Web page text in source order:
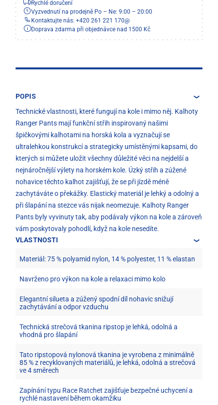
Rychlé doručení
Vyzvednutí na prodejně Po – Ne: 9:00 – 20:00
Kontaktujte nás: +420 261 221 170@
Doprava zdarma při objednávce nad 1500 Kč
POPIS
Technické vlastnosti, které fungují na kole i mimo něj. Kalhoty
Ranger Pants mají funkční střih inspirovaný našimi
špičkovými kalhotami na horská kola a vyznačují se
ultralehkou konstrukcí a strategicky umístěnými kapsami, do
kterých si můžete uložit všechny důležité věci na nejdelší a
nejnáročnější výlety na horském kole. Úzký střih a zúžené
nohavice těchto kalhot zajišťují, že se při jízdě méně
zachytáváte o překážky. Elastický materiál je lehký a odolný a
při šlapání na stezce vás nijak neomezuje. Kalhoty Ranger
Pants byly vyvinuty tak, aby podávaly výkon na kole a zároveň
vám poskytovaly pohodlí, když na kole nesedíte.
VLASTNOSTI
Materiál: 75 % polyamid nylon, 14 % polyester, 11 % elastan
Navrženo pro výkon na kole a relaxaci mimo kolo
Elegantní silueta a zúžený spodní díl nohavic snižují
zachytávání a odpor vzduchu
Technická strečová tkanina ripstop je lehká, odolná a
vhodná pro šlapání
Tato ripstopová nylonová tkanina je vyrobena z minimálně
85 % z recyklovaných materiálů, je lehká, odolná a strečová
ve 4 směrech
Zapínání typu Race Ratchet zajišťuje bezpečné uchycení a
rychlé nastavení během okamžiku